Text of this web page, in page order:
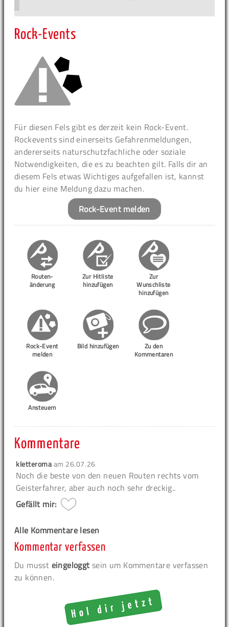
Rock-Events
Für diesen Fels gibt es derzeit kein Rock-Event.
Rockevents sind einerseits Gefahrenmeldungen,
andererseits naturschutzfachliche oder soziale
Notwendigkeiten, die es zu beachten gilt. Falls dir an
diesem Fels etwas Wichtiges aufgefallen ist, kannst
du hier eine Meldung dazu machen.
Rock-Event melden
Routen-
änderung
Zur Hitliste
hinzufügen
Zur
Wunschliste
hinzufügen
Rock-Event
melden
Bild hinzufügen
Zu den
Kommentaren
Ansteuern
Kommentare
kletteromaam 26.07.26
Noch die beste von den neuen Routen rechts vom
Geisterfahrer, aber auch noch sehr dreckig..
Gefällt mir:
Alle Kommentare lesen
Kommentar verfassen
Du musst eingeloggt sein um Kommentare verfassen
zu können.